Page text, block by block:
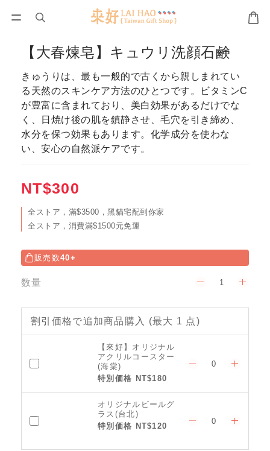
【大春煉皂】キュウリ洗顔石鹸
きゅうりは、最も一般的で古くから親しまれてい
る天然のスキンケア方法のひとつです。ビタミンC
が豊富に含まれており、美白効果があるだけでな
く、日焼け後の肌を鎮静させ、毛穴を引き締め、
水分を保つ効果もあります。化学成分を使わな
い、安心の自然派ケアです。
NT$300
全ストア，滿$3500，黑貓宅配到你家
全ストア，消費滿$1500元免運
販売数40+
数量
割引価格で追加商品購入 (最大 1 点)
【來好】オリジナル
アクリルコースター
(海棠)
特別価格 NT$180
オリジナルビールグ
ラス(台北)
特別価格 NT$120